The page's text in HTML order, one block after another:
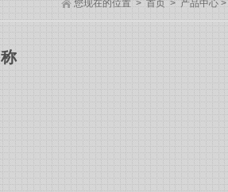
您现在的位置 > 首页 > 产品中心 >